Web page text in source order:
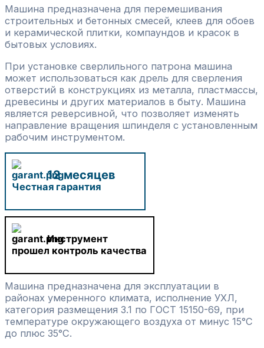
Машина предназначена для перемешивания
строительных и бетонных смесей, клеев для обоев
и керамической плитки, компаундов и красок в
бытовых условиях.
При установке сверлильного патрона машина
может использоваться как дрель для сверления
отверстий в конструкциях из металла, пластмассы,
древесины и других материалов в быту. Машина
является реверсивной, что позволяет изменять
направление вращения шпинделя с установленным
рабочим инструментом.
12 месяцев
Честная гарантия
Инструмент
прошел контроль качества
Машина предназначена для эксплуатации в
районах умеренного климата, исполнение УХЛ,
категория размещения 3.1 по ГОСТ 15150-69, при
температуре окружающего воздуха от минус 15°С
до плюс 35°С.